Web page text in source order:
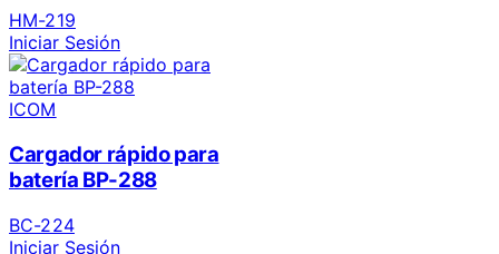
HM-219
Iniciar Sesión
ICOM
Cargador rápido para
batería BP-288
BC-224
Iniciar Sesión